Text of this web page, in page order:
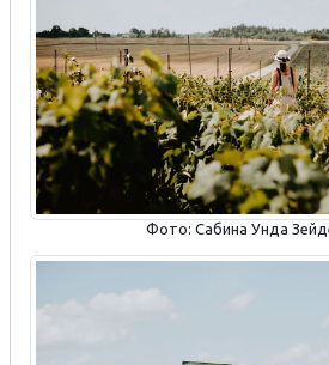
Фото: Сабина Унда